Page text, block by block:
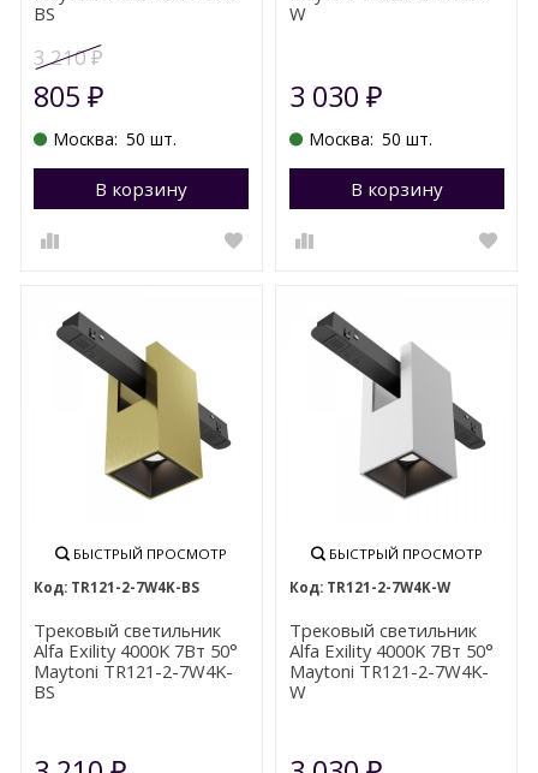
BS
3 210₽
805₽
Москва: 50 шт.
В корзину Перейти в корзину
W
3 030 ₽
Москва: 50 шт.
В корзину
БЫСТРЫЙ ПРОСМОТР
TR121-2-7W4K-BS
Трековый светильник
Alfa Exility 4000K 7Вт 50°
Maytoni TR121-2-7W4K-
BS
БЫСТРЫЙ ПРОСМОТР
TR121-2-7W4K-W
Трековый светильник
Alfa Exility 4000K 7Вт 50°
Maytoni TR121-2-7W4K-
W